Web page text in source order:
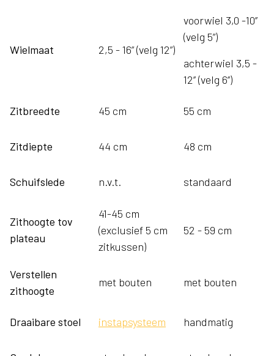
Wielmaat 2,5 - 16” (velg 12”)
voorwiel 3,0 -10’’
(velg 5”)
achterwiel 3,5 -
12’’ (velg 6’’)
Zitbreedte 45 cm 55 cm
Zitdiepte 44 cm 48 cm
Schuifslede n.v.t. standaard
Zithoogte tov
plateau
41-45 cm
(exclusief 5 cm
zitkussen)
52 - 59 cm
Verstellen
zithoogte
met bouten met bouten
Draaibare stoel instapsysteem handmatig